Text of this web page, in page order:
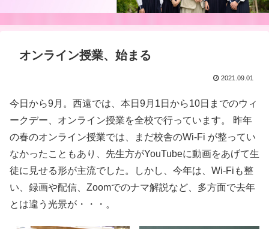
オンライン授業、始まる
2021.09.01
今日から9月。西遠では、本日9月1日から10日までのウィ
ークデー、オンライン授業を全校で行っています。 昨年
の春のオンライン授業では、まだ校舎のWi-Fi が整ってい
なかったこともあり、先生方がYouTubeに動画をあげて生
徒に見せる形が主流でした。しかし、今年は、Wi-Fiも整
い、録画や配信、Zoomでのナマ解説など、多方面で去年
とは違う光景が・・・。